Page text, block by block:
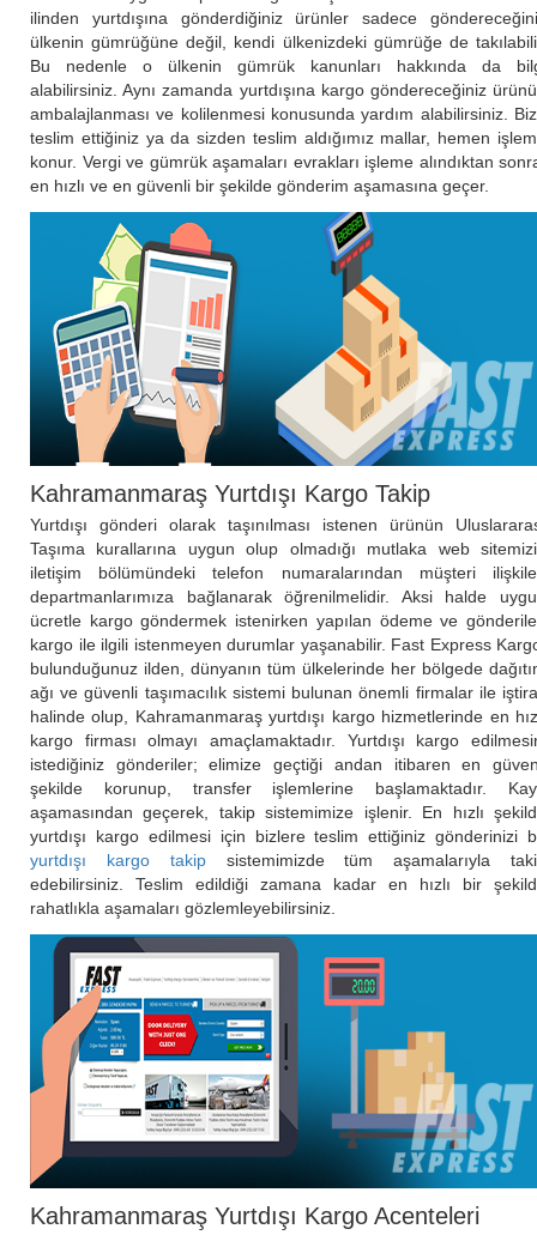
ilinden yurtdışına gönderdiğiniz ürünler sadece
ülkenin gümrüğüne değil, kendi ülkenizdeki gümrüğe de
Bu nedenle o ülkenin gümrük kanunları hakkında da
alabilirsiniz. Aynı zamanda yurtdışına kargo göndereceğiniz
ambalajlanması ve kolilenmesi konusunda yardım alabilirsiniz.
teslim ettiğiniz ya da sizden teslim aldığımız mallar, hemen
konur. Vergi ve gümrük aşamaları evrakları işleme alındıktan
en hızlı ve en güvenli bir şekilde gönderim aşamasına geçer.
Kahramanmaraş Yurtdışı Kargo Takip
Yurtdışı gönderi olarak taşınılması istenen ürünün
Taşıma kurallarına uygun olup olmadığı mutlaka web
iletişim bölümündeki telefon numaralarından müşteri
departmanlarımıza bağlanarak öğrenilmelidir. Aksi halde
ücretle kargo göndermek istenirken yapılan ödeme ve
kargo ile ilgili istenmeyen durumlar yaşanabilir. Fast Express
bulunduğunuz ilden, dünyanın tüm ülkelerinde her bölgede
ağı ve güvenli taşımacılık sistemi bulunan önemli firmalar ile
halinde olup, Kahramanmaraş yurtdışı kargo hizmetlerinde en
kargo firması olmayı amaçlamaktadır. Yurtdışı kargo
istediğiniz gönderiler; elimize geçtiği andan itibaren en
şekilde korunup, transfer işlemlerine başlamaktadır.
aşamasından geçerek, takip sistemimize işlenir. En hızlı
yurtdışı kargo edilmesi için bizlere teslim ettiğiniz gönderinizi
yurtdışı kargo takipsistemimizde tüm aşamalarıyla
edebilirsiniz. Teslim edildiği zamana kadar en hızlı bir
rahatlıkla aşamaları gözlemleyebilirsiniz.
Kahramanmaraş Yurtdışı Kargo Acenteleri